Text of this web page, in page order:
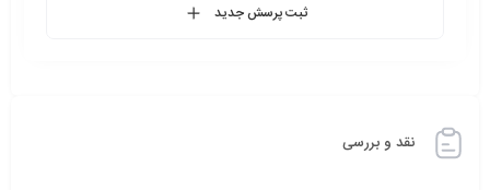
ثبت پرسش جدید
نقد و بررسی